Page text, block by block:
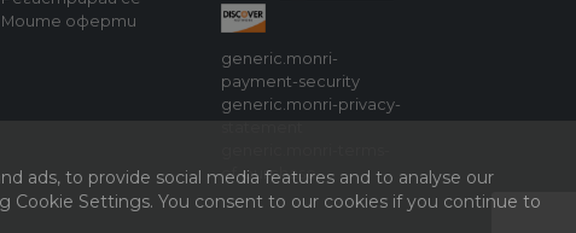
Моите оферти
generic.monri-
payment-security
generic.monri-privacy-
statement
of-purchase
ads, to provide social media features and to analyse our
Settings. You consent to our cookies if you continue to